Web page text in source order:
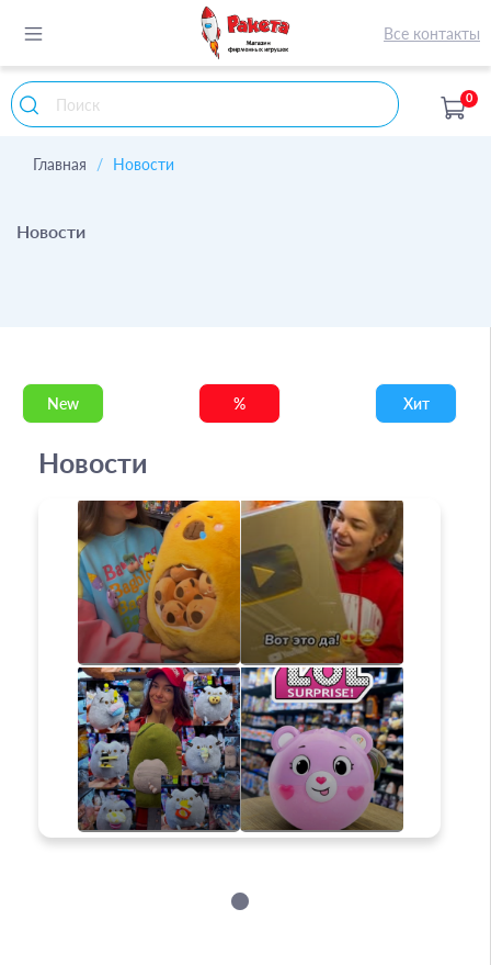
Все контакты
0
Главная Новости
Новости
New % Хит
Новости